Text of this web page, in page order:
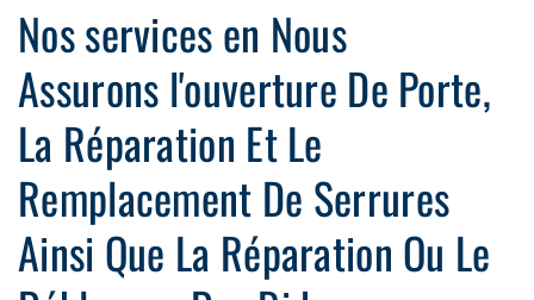
Nos services en Nous
Assurons l'ouverture De Porte,
La Réparation Et Le
Remplacement De Serrures
Ainsi Que La Réparation Ou Le